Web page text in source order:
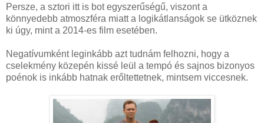
Persze, a sztori itt is bot egyszerűségű, viszont a
könnyedebb atmoszféra miatt a logikátlanságok se ütköznek
ki úgy, mint a 2014-es film esetében.
Negatívumként leginkább azt tudnám felhozni, hogy a
cselekmény közepén kissé leül a tempó és sajnos bizonyos
poénok is inkább hatnak erőltettetnek, mintsem viccesnek.